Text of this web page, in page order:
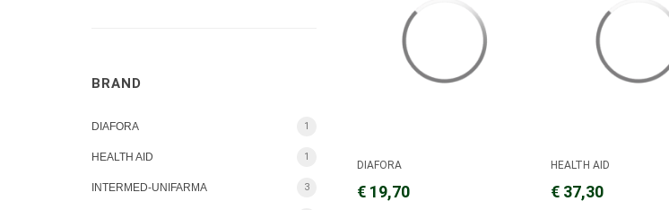
BRAND
DIAFORA 1
HEALTH AID 1
INTERMED-UNIFARMA 3
DIAFORA
€ 19,70
HEALTH AID
€ 37,30